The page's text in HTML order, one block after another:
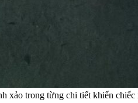
xảo trong từng chi tiết khiến